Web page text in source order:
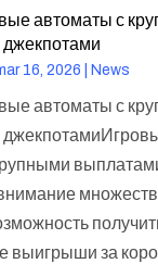
автоматы с
16, 2026 News
автоматы с
выигрыши за